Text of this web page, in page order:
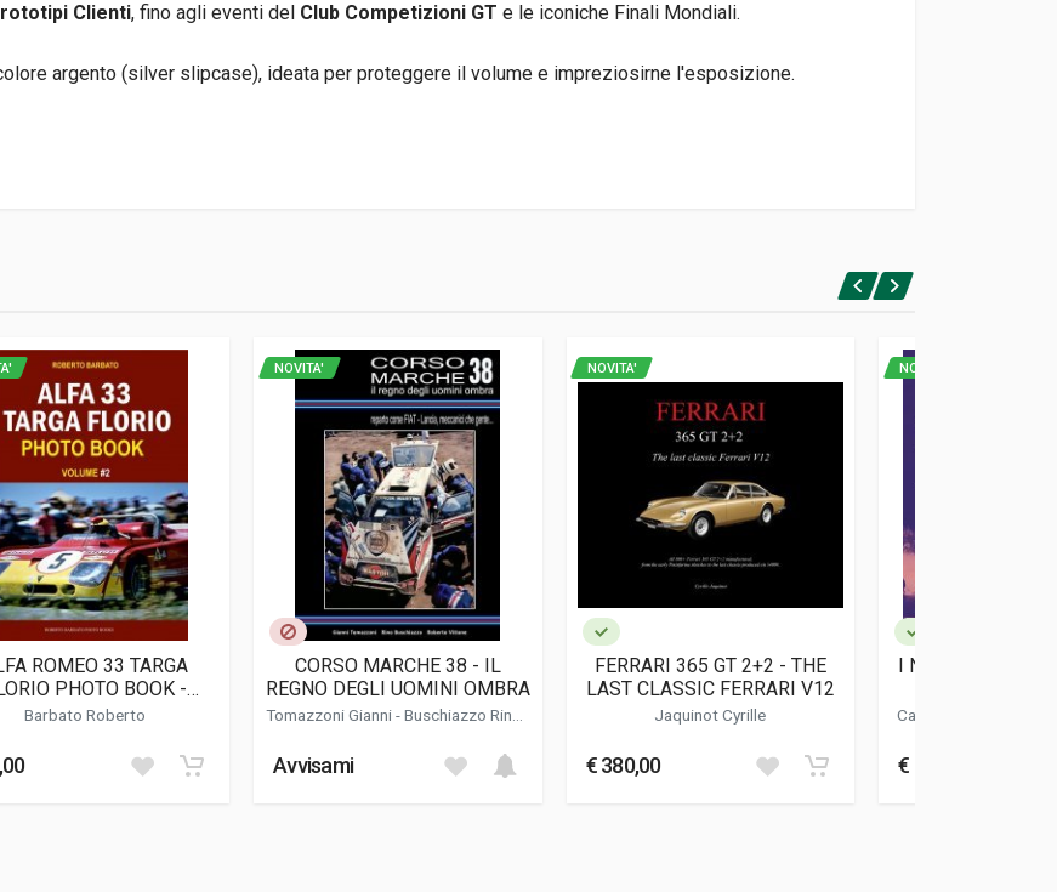
Clienti, fino agli eventi del Club Competizioni GT e le iconiche Finali Mondiali.
argento (silver slipcase), ideata per proteggere il volume e impreziosirne l'esposizione.
ROMEO 33 TARGA
PHOTO BOOK -
VOLUME 2
Barbato Roberto
NOVITA'
CORSO MARCHE 38 - IL
REGNO DEGLI UOMINI OMBRA
Tomazzoni Gianni-Buschiazzo Rino
Avvisami
NOVITA'
FERRARI 365 GT 2+2 - THE
LAST CLASSIC FERRARI V12
Jaquinot Cyrille
€ 380,00
NOVITA'
I NEMICI DEL
Cavicchi Carlo
€ 39,00